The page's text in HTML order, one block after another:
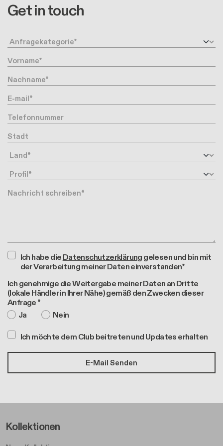
Get in touch
Anfragetyp
Vorname
Nachname
Ihre Email-Adresse
Telefonnummer
Stadt
Land
Profil
Nachricht
Ich habe dieDatenschutzerklärunggelesen und bin mit
der Verarbeitung meiner Daten einverstanden*
Ich genehmige die Weitergabe meiner Daten an Dritte
(lokale Händler in Ihrer Nähe) gemäß den Zwecken dieser
Anfrage *
Ja
Nein
Ich möchte dem Club beitreten und Updates erhalten
Footer Left Middle A
Kollektionen